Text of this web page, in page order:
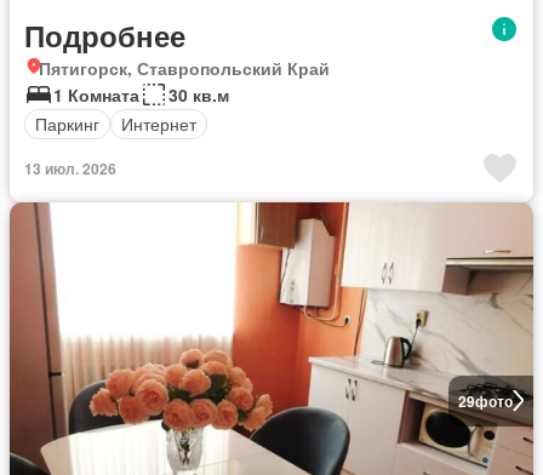
Подробнее
Пятигорск, Ставропольский Край
1 Комната
30 кв.м
Паркинг
Интернет
13 июл. 2026
29фото